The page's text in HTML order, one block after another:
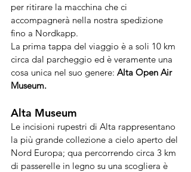
per ritirare la macchina che ci
accompagnerà nella nostra spedizione
fino a Nordkapp.
La prima tappa del viaggio è a soli 10 km
circa dal parcheggio ed è veramente una
cosa unica nel suo genere: Alta Open Air
Museum.
Alta Museum
Le incisioni rupestri di Alta rappresentano
la più grande collezione a cielo aperto del
Nord Europa; qua percorrendo circa 3 km
di passerelle in legno su una scogliera è